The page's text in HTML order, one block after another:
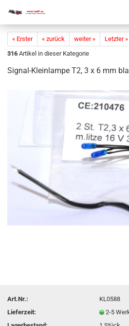
« Erster « zurück weiter »
Letzter »
316 Artikel in dieser Kategorie
Signal-​Kleinlampe T2, 3 x 6 mm
Art.Nr.:
KL0588
Lieferzeit:
2-5